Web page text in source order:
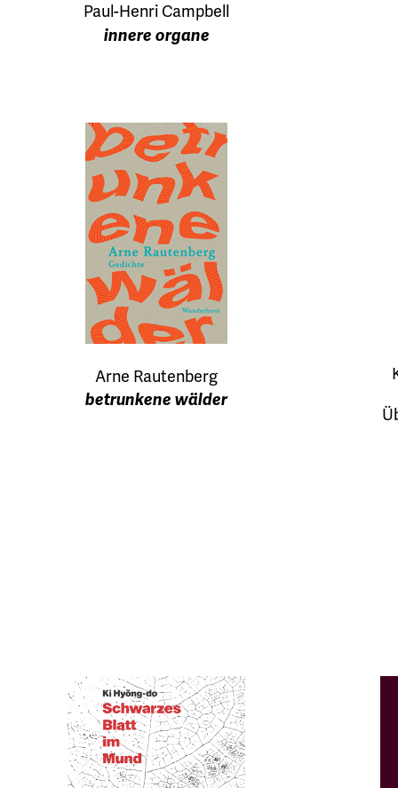
Paul-Henri Campbell
innere organe
Arne Rautenberg
betrunkene wälder